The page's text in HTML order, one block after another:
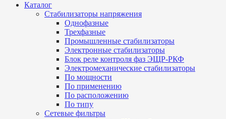
Каталог
Стабилизаторы напряжения
Однофазные
Трехфазные
Промышленные стабилизаторы
Электронные стабилизаторы
Блок реле контроля фаз ЭЩР-РКФ
Электромеханические стабилизаторы
По мощности
По применению
По расположению
По типу
Сетевые фильтры